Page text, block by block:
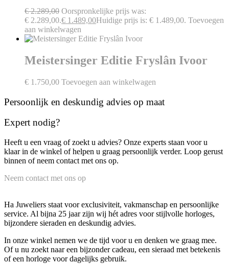
€2.289,00 Oorspronkelijke prijs was:
€ 2.289,00.€ 1.489,00Huidige prijs is: € 1.489,00. Toevoegen
aan winkelwagen
Meistersinger Editie Fryslân Ivoor
€ 1.750,00 Toevoegen aan winkelwagen
Persoonlijk en deskundig advies op maat
Expert nodig?
Heeft u een vraag of zoekt u advies? Onze experts staan voor u
klaar in de winkel of helpen u graag persoonlijk verder. Loop gerust
binnen of neem contact met ons op.
Neem contact met ons op
Ha Juweliers staat voor exclusiviteit, vakmanschap en persoonlijke
service. Al bijna 25 jaar zijn wij hét adres voor stijlvolle horloges,
bijzondere sieraden en deskundig advies.
In onze winkel nemen we de tijd voor u en denken we graag mee.
Of u nu zoekt naar een bijzonder cadeau, een sieraad met betekenis
of een horloge voor dagelijks gebruik.